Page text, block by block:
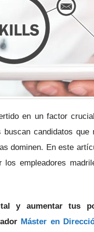
en un factor
candidatos
dominen. En este
los empleadores
y aumentar tus
Máster en